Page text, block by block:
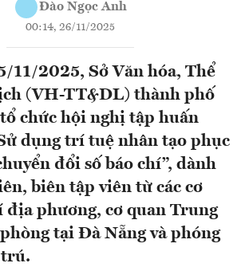
Đào Ngọc Anh
00:14, 26/11/2025
11/2025, Sở Văn hóa, Thể
(VH-TT&DL) thành phố
chức hội nghị tập huấn
dụng trí tuệ nhân tạo phục
đổi số báo chí”, dành
biên tập viên từ các cơ
địa phương, cơ quan Trung
tại Đà Nẵng và phóng
trú.